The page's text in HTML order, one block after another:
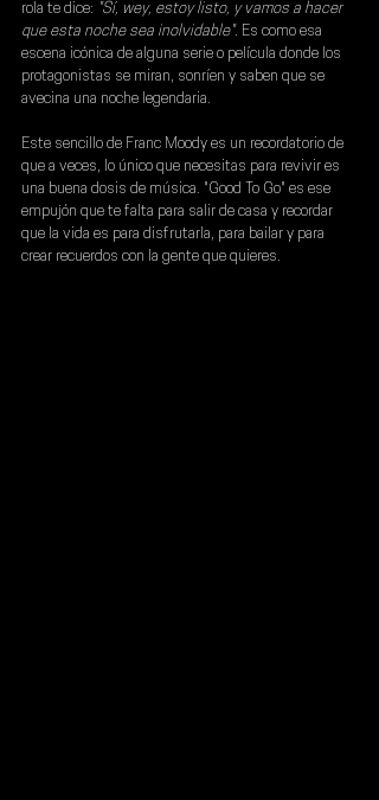
rola te dice: "Sí, wey, estoy listo, y vamos a hacer
que esta noche sea inolvidable". Es como esa
escena icónica de alguna serie o película donde los
protagonistas se miran, sonríen y saben que se
avecina una noche legendaria.
Este sencillo de Franc Moody es un recordatorio de
que a veces, lo único que necesitas para revivir es
una buena dosis de música. "Good To Go" es ese
empujón que te falta para salir de casa y recordar
que la vida es para disfrutarla, para bailar y para
crear recuerdos con la gente que quieres.